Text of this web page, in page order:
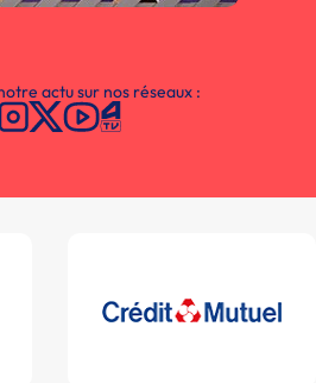
actu sur nos réseaux :